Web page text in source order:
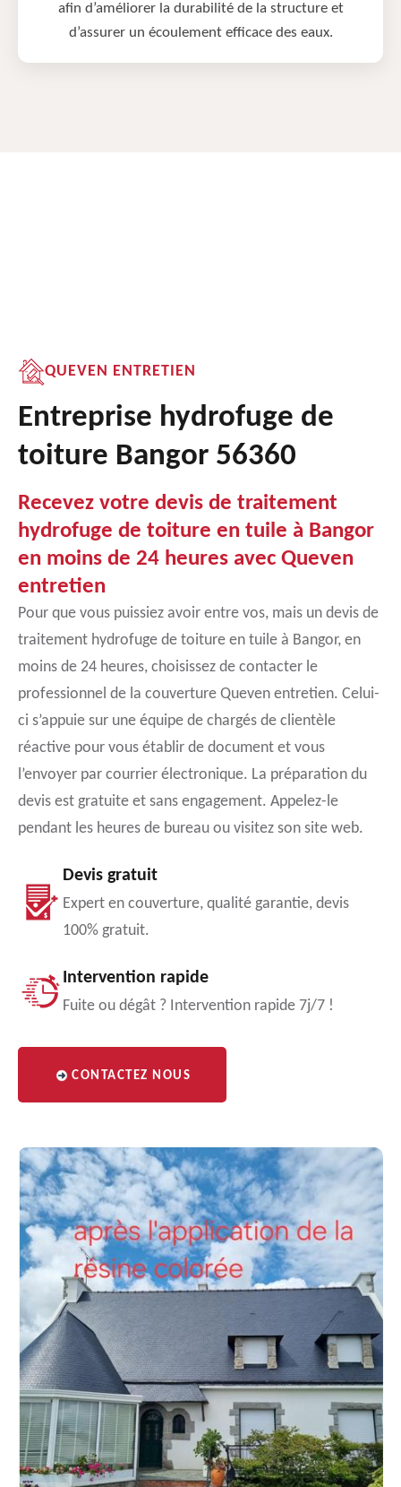
afin d’améliorer la durabilité de la structure et
d’assurer un écoulement efficace des eaux.
QUEVEN ENTRETIEN
Entreprise hydrofuge de
toiture Bangor 56360
Recevez votre devis de traitement
hydrofuge de toiture en tuile à Bangor
en moins de 24 heures avec Queven
entretien
Pour que vous puissiez avoir entre vos, mais un devis de
traitement hydrofuge de toiture en tuile à Bangor, en
moins de 24 heures, choisissez de contacter le
professionnel de la couverture Queven entretien. Celui-
ci s’appuie sur une équipe de chargés de clientèle
réactive pour vous établir de document et vous
l’envoyer par courrier électronique. La préparation du
devis est gratuite et sans engagement. Appelez-le
pendant les heures de bureau ou visitez son site web.
Devis gratuit
Expert en couverture, qualité garantie, devis
100% gratuit.
Intervention rapide
Fuite ou dégât ? Intervention rapide 7j/7 !
CONTACTEZ NOUS